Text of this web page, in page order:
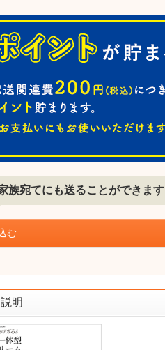
族宛てにも送ることができます
む
明